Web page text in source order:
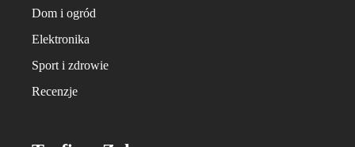
Dom i ogród
Elektronika
Sport i zdrowie
Recenzje